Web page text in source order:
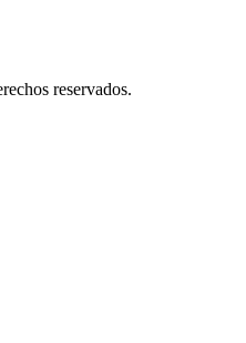
reservados.